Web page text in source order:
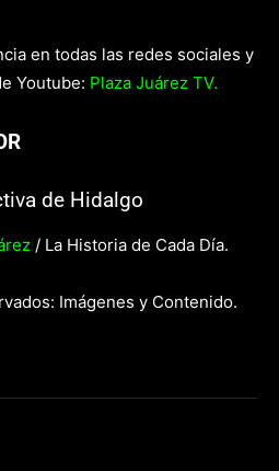
en todas las redes sociales y
Youtube: Plaza Juárez TV.
de Hidalgo
/ La Historia de Cada Día.
Imágenes y Contenido.